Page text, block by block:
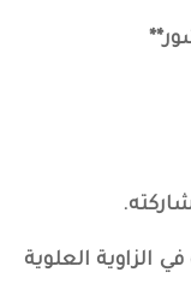
الزاوية العلوية